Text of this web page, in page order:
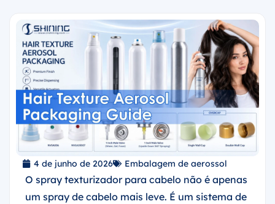
4 de junho de 2026 Embalagem de aerossol
O spray texturizador para cabelo não é apenas
um spray de cabelo mais leve. É um sistema de